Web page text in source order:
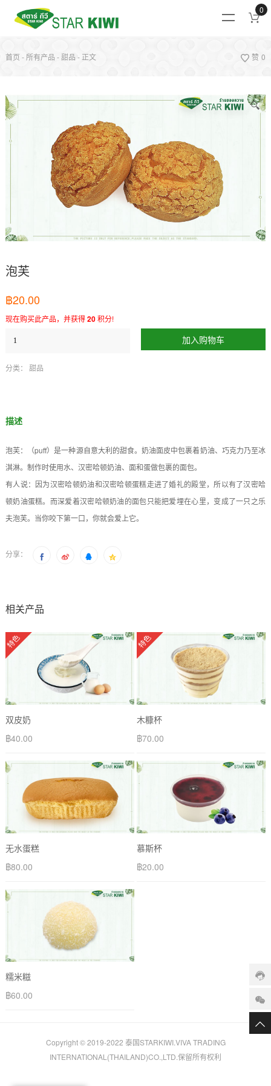
首页 - 所有产品 -甜品 - 正文 赞 0
🔍
泡芙
฿20.00
现在购买此产品，并获得20积分!
加入购物车
分类： 甜品
描述
泡芙：（puff）是一种源自意大利的甜食。奶油面皮中包裹着奶油、巧克力乃至冰
淇淋。制作时使用水、汉密哈顿奶油、面和蛋做包裹的面包。
有人说：因为汉密哈顿奶油和汉密哈顿蛋糕走进了婚礼的殿堂，所以有了汉密哈
顿奶油蛋糕。而深爱着汉密哈顿奶油的面包只能把爱埋在心里，变成了一只之乐
夫泡芙。当你咬下第一口，你就会爱上它。
分享：
相关产品
特色
双皮奶
฿40.00
特色
木糠杯
฿70.00
无水蛋糕
฿80.00
慕斯杯
฿20.00
糯米糍
฿60.00
Copyright © 2019-2022 泰国STARKIWI.VIVA TRADING
INTERNATIONAL(THAILAND)CO.,LTD.保留所有权利
0